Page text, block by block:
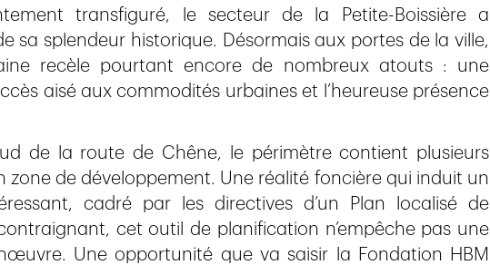
transfiguré, le secteur de la Petite-­Boissière a
sa splendeur historique. Désormais aux portes de la ville,
recèle pourtant encore de nombreux atouts : une
aisé aux commodités urbaines et l’heureuse présence
de la route de Chêne, le périmètre contient plusieurs
zone de développement. Une réalité foncière qui induit un
cadré par les directives d’un Plan localisé de
cet outil de planification n’empêche pas une
Une opportunité que va saisir la Fondation HBM